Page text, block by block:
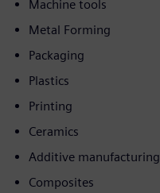
Machine tools
Metal Forming
Packaging
Plastics
Printing
Ceramics
Additive manufacturing
Composites